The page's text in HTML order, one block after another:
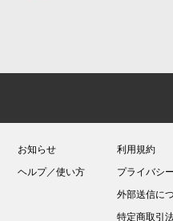
お知らせ
ヘルプ／使い方
利用規約
プライバシ
外部送信に
特定商取引